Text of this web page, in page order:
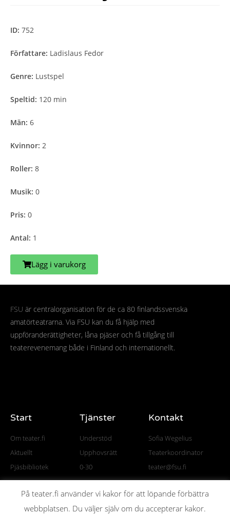
ID: 752
Författare: Ladislaus Fedor
Genre: Lustspel
Speltid: 120 min
Män: 6
Kvinnor: 2
Roller: 8
Musik: 0
Pris: 0
Antal: 1
Lägg i varukorg
FSU är centralorganisation för de ca 80 finlandssvenska
amatörteatrarna. Via FSU kan du få hjälp med
uppföranderättigheter, låna pjäser och få tillgång till
teaterevenemang både i Finland och internationellt.
Start
Om teater.fi
Aktuellt
Pjäsbibliotek
Tjänster
Understöd
Upphovsrätt
0-30
Kontakt
Sofia Wegelius
Teaterkoordinator
teater@fsu.fi
© All rights reserved
På teater.fi använder vi kakor för att löpande förbättra
webbplatsen. Du väljer själv om du accepterar kakor.